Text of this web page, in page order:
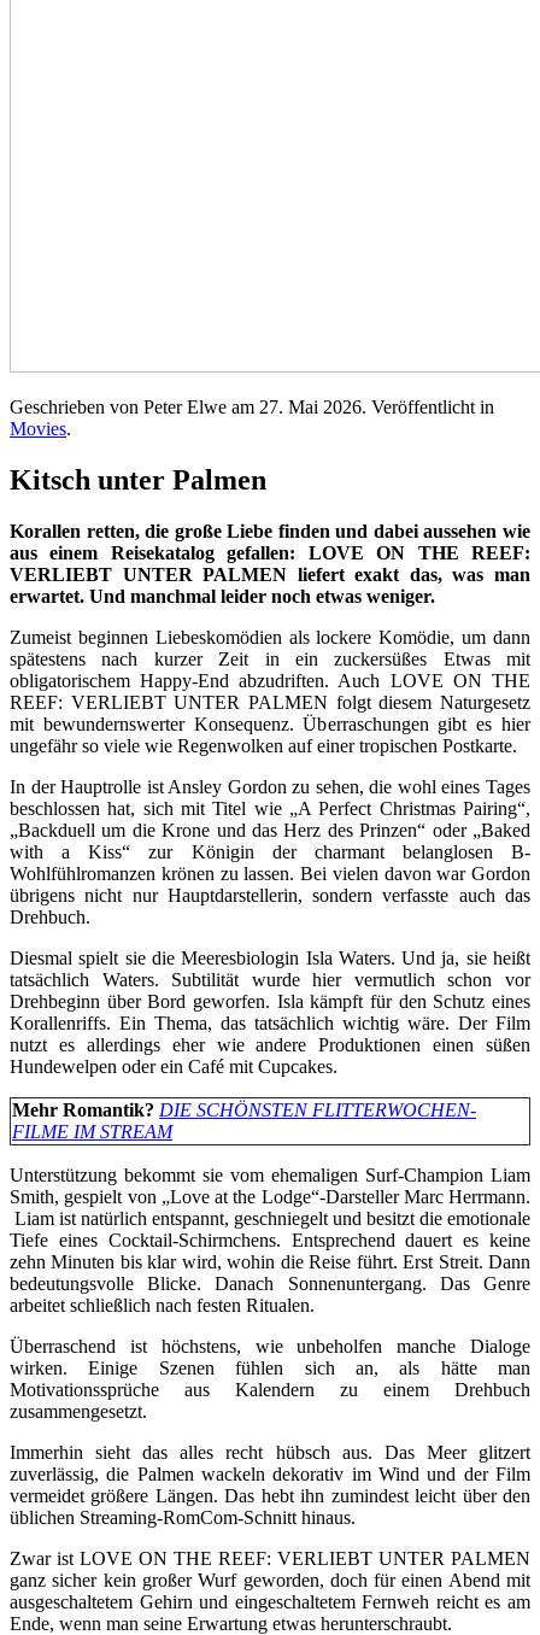
Geschrieben von Peter Elwe am 27. Mai 2026. Veröffentlicht in
Movies.
Kitsch unter Palmen
Korallen retten, die große Liebe finden und dabei aussehen wie
aus einem Reisekatalog gefallen: LOVE ON THE REEF:
VERLIEBT UNTER PALMEN liefert exakt das, was man
erwartet. Und manchmal leider noch etwas weniger.
Zumeist beginnen Liebeskomödien als lockere Komödie, um dann
spätestens nach kurzer Zeit in ein zuckersüßes Etwas mit
obligatorischem Happy-End abzudriften. Auch LOVE ON THE
REEF: VERLIEBT UNTER PALMEN folgt diesem Naturgesetz
mit bewundernswerter Konsequenz. Überraschungen gibt es hier
ungefähr so viele wie Regenwolken auf einer tropischen Postkarte.
In der Hauptrolle ist Ansley Gordon zu sehen, die wohl eines Tages
beschlossen hat, sich mit Titel wie „A Perfect Christmas Pairing“,
„Backduell um die Krone und das Herz des Prinzen“ oder „Baked
with a Kiss“ zur Königin der charmant belanglosen B-
Wohlfühlromanzen krönen zu lassen. Bei vielen davon war Gordon
übrigens nicht nur Hauptdarstellerin, sondern verfasste auch das
Drehbuch.
Diesmal spielt sie die Meeresbiologin Isla Waters. Und ja, sie heißt
tatsächlich Waters. Subtilität wurde hier vermutlich schon vor
Drehbeginn über Bord geworfen. Isla kämpft für den Schutz eines
Korallenriffs. Ein Thema, das tatsächlich wichtig wäre. Der Film
nutzt es allerdings eher wie andere Produktionen einen süßen
Hundewelpen oder ein Café mit Cupcakes.
Mehr Romantik? DIE SCHÖNSTEN FLITTERWOCHEN-
FILME IM STREAM
Unterstützung bekommt sie vom ehemaligen Surf-Champion Liam
Smith, gespielt von „Love at the Lodge“-Darsteller Marc Herrmann.
Liam ist natürlich entspannt, geschniegelt und besitzt die emotionale
Tiefe eines Cocktail-Schirmchens. Entsprechend dauert es keine
zehn Minuten bis klar wird, wohin die Reise führt. Erst Streit. Dann
bedeutungsvolle Blicke. Danach Sonnenuntergang. Das Genre
arbeitet schließlich nach festen Ritualen.
Überraschend ist höchstens, wie unbeholfen manche Dialoge
wirken. Einige Szenen fühlen sich an, als hätte man
Motivationssprüche aus Kalendern zu einem Drehbuch
zusammengesetzt.
Immerhin sieht das alles recht hübsch aus. Das Meer glitzert
zuverlässig, die Palmen wackeln dekorativ im Wind und der Film
vermeidet größere Längen. Das hebt ihn zumindest leicht über den
üblichen Streaming-RomCom-Schnitt hinaus.
Zwar ist LOVE ON THE REEF: VERLIEBT UNTER PALMEN
ganz sicher kein großer Wurf geworden, doch für einen Abend mit
ausgeschaltetem Gehirn und eingeschaltetem Fernweh reicht es am
Ende, wenn man seine Erwartung etwas herunterschraubt.